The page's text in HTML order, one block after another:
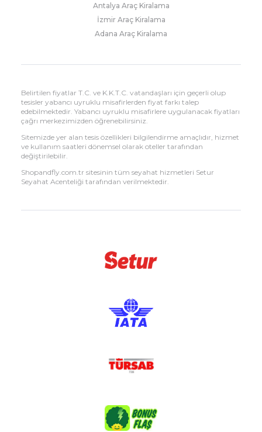
Antalya Araç Kiralama
İzmir Araç Kiralama
Adana Araç Kiralama
Belirtilen fiyatlar T.C. ve K.K.T.C. vatandaşları için geçerli olup
tesisler yabancı uyruklu misafirlerden fiyat farkı talep
edebilmektedir. Yabancı uyruklu misafirlere uygulanacak fiyatları
çağrı merkezimizden öğrenebilirsiniz.
Sitemizde yer alan tesis özellikleri bilgilendirme amaçlıdır, hizmet
ve kullanım saatleri dönemsel olarak oteller tarafından
değiştirilebilir.
Shopandfly.com.tr sitesinin tüm seyahat hizmetleri Setur
Seyahat Acenteliği tarafından verilmektedir.